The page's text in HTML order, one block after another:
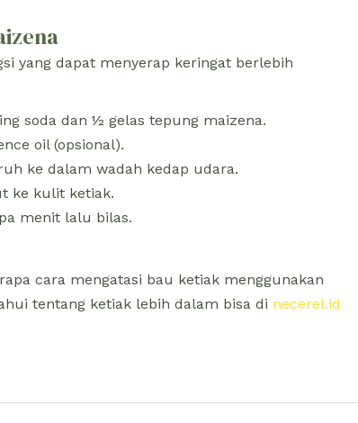
yang dapat menyerap keringat berlebih
soda dan ½ gelas tepung maizena.
oil (opsional).
ke dalam wadah kedap udara.
ke kulit ketiak.
menit lalu bilas.
cara mengatasi bau ketiak menggunakan
tentang ketiak lebih dalam bisa di necerel.id